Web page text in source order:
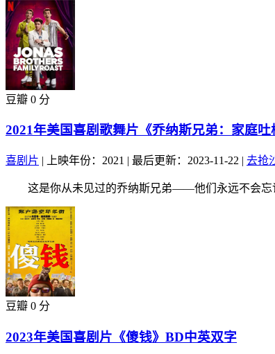
豆瓣 0 分
2021年美国喜剧歌舞片《乔纳斯兄弟：家庭
喜剧片 | 上映年份：2021 | 最后更新：2023-11-22 | 去抢
这是你从未见过的乔纳斯兄弟——他们永远不会忘
豆瓣 0 分
2023年美国喜剧片《傻钱》BD中英双字